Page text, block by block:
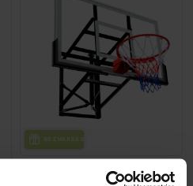
BEZ­MAK­SAS PIE­GĀ­DE
ProSport Basketbola Grozs